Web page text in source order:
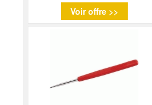
Voir offre >>